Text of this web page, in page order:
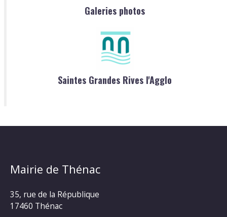
Galeries photos
Saintes Grandes Rives l'Agglo
Mairie de Thénac
35, rue de la République
17460 Thénac